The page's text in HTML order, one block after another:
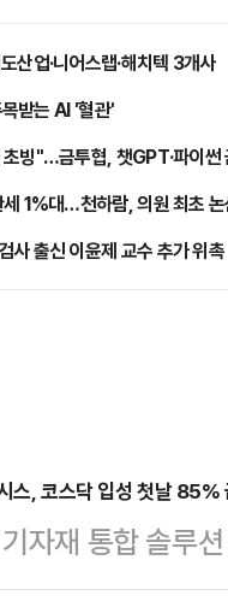
산업·니어스랩·해치텍 3개사
받는 AI '혈관'
빙"…금투협, 챗GPT·파이썬
1%대…천하람, 의원 최초
사 출신 이윤제 교수 추가 위촉
스, 코스닥 입성 첫날
자재 통합 솔루
게 오르고 있다